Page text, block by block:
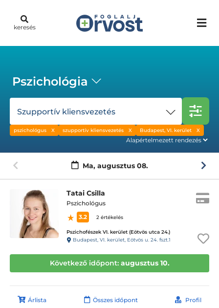
keresés
Pszichológia
Szupportív kliensvezetés
pszichológus szupportív kliensvezetés Budapest, VI. kerület
Ma, augusztus 08.
Tatai Csilla
Pszichológus
3.2
2 értékelés
Pszichofészek VI. kerület (Eötvös utca 24.)
Budapest, VI. kerület, Eötvös u. 24. fszt.1
Következő időpont: augusztus 10.
Árlista Összes időpont Profil